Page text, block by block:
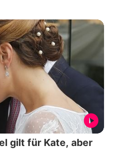
gilt für Kate, aber